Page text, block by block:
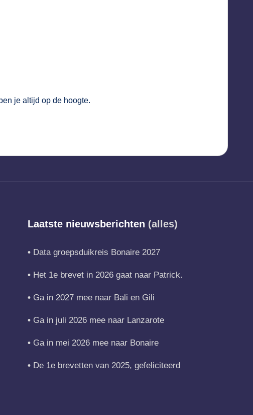
je altijd op de hoogte.
Laatste nieuwsberichten (alles)
Data groepsduikreis Bonaire 2027
Het 1e brevet in 2026 gaat naar Patrick.
Ga in 2027 mee naar Bali en Gili
Ga in juli 2026 mee naar Lanzarote
Ga in mei 2026 mee naar Bonaire
De 1e brevetten van 2025, gefeliciteerd